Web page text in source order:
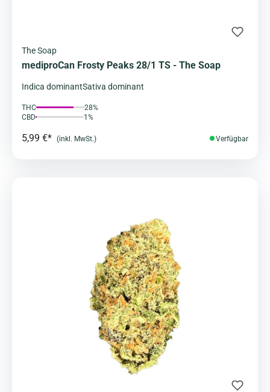
The Soap
mediproCan Frosty Peaks 28/1 TS - The Soap
Indica dominantSativa dominant
THC
28%
CBD
1%
5,99 €* (inkl. MwSt.) Verfügbar